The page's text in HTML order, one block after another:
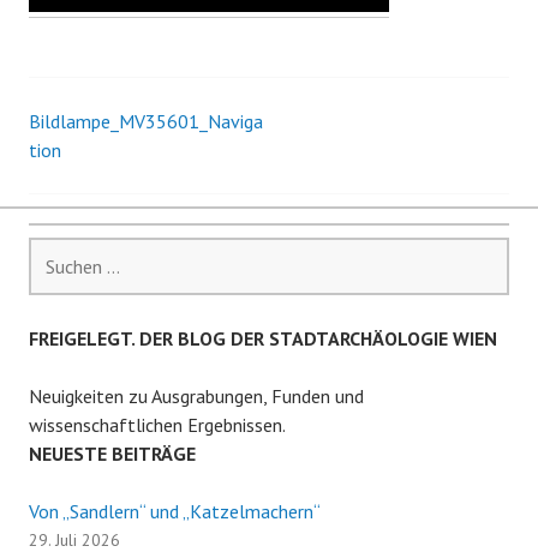
Beitrags-
Bildlampe_MV35601_Naviga
tion
nach:
FREIGELEGT. DER BLOG DER STADTARCHÄOLOGIE WIEN
Neuigkeiten zu Ausgrabungen, Funden und
wissenschaftlichen Ergebnissen.
NEUESTE BEITRÄGE
Von „Sandlern“ und „Katzelmachern“
29. Juli 2026